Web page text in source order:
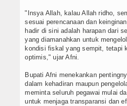
"Insya Allah, kalau Allah ridho,
sesuai perencanaan dan
hadir di sini adalah harapan dari
yang diamanahkan untuk
kondisi fiskal yang sempit, tetapi
optimis," ujar Afni.
Bupati Afni menekankan
dalam kehadiran maupun
meminta seluruh pegawai mulai
untuk menjaga transparansi dan